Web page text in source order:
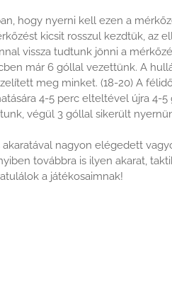
hogy nyerni kell ezen a
kicsit rosszul kezdtük, az
vissza tudtunk jönni a
már 6 góllal vezettünk. A
meg minket. (18-20) A
4-5 perc elteltével újra 4-
végül 3 góllal sikerült
nagyon elégedett
továbbra is ilyen akarat,
a játékosaimnak!